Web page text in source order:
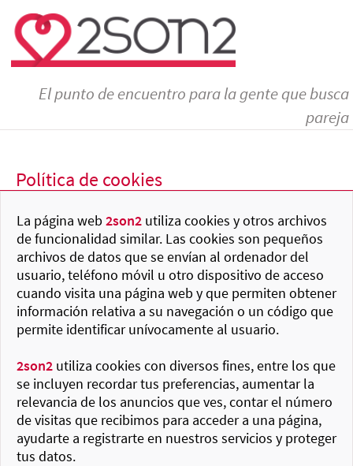
El punto de encuentro para la gente que busca
pareja
Política de cookies
La página web2son2 utiliza cookies y otros archivos
de funcionalidad similar. Las cookies son pequeños
archivos de datos que se envían al ordenador del
usuario, teléfono móvil u otro dispositivo de acceso
cuando visita una página web y que permiten obtener
información relativa a su navegación o un código que
permite identificar unívocamente al usuario.
2son2 utiliza cookies con diversos fines, entre los que
se incluyen recordar tus preferencias, aumentar la
relevancia de los anuncios que ves, contar el número
de visitas que recibimos para acceder a una página,
ayudarte a registrarte en nuestros servicios y proteger
tus datos.